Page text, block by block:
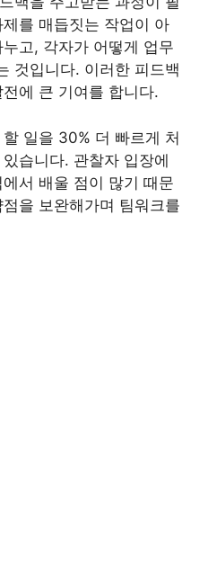
를 매듭짓는 작업이 아
고, 각자가 어떻게 업무
것입니다. 이러한 피드백
에 큰 기여를 합니다.
일을 30% 더 빠르게 처
습니다. 관찰자 입장에
서 배울 점이 많기 때문
을 보완해가며 팀워크를